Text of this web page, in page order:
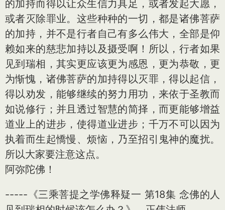
的加持而得以让众生信力具足，或者发起大愿，
或者灭除罪业。这些种种的一切，都是诸佛菩萨
的加持，并不是行者自己有多么伟大，全部是仰
赖如来的慈悲加持以及摄受啊！所以，行者如果
见到瑞相，其实更应该更为感恩，更为恭敬，更
为惭愧，诸佛菩萨的加持得以灭罪，得以起信，
得以劝发，能够继续的努力用功，来依于圣教而
如说修行；并且透过智慧的简择，而更能够增益
道业上的进步，使得道业进步；千万不可以因为
执着而生起憍慢、烦恼，乃至招引鬼神的魔扰。
所以大家要注意这点。
阿弥陀佛！
-----《三乘菩提之学佛释疑一 第18集 念佛的人